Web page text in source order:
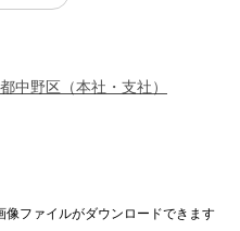
中野区 （本社・支社 ）
像ファイルがダウンロードできます